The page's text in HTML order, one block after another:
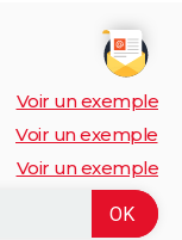
Voir un exemple
Voir un exemple
Voir un exemple